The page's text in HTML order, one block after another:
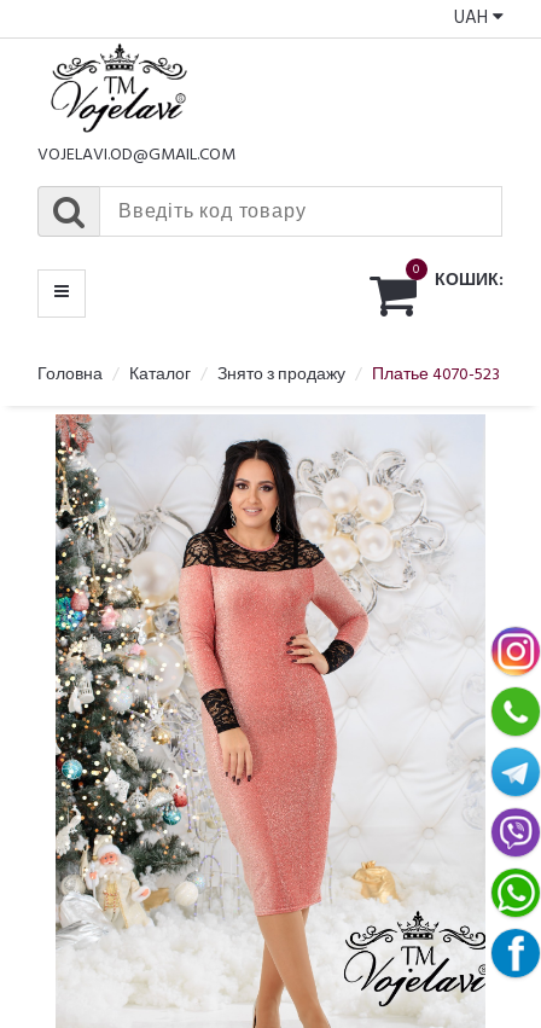
UAH
VOJELAVI.OD@GMAIL.COM
0 КОШИК:
МЕНЮ
Головна Каталог Знято з продажу Платье 4070-523